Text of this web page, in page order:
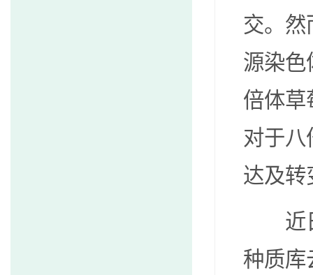
交。然
源染色
倍体草
对于八
达及转
近日
种质库